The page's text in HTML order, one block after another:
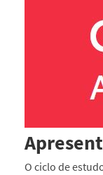
O ciclo de